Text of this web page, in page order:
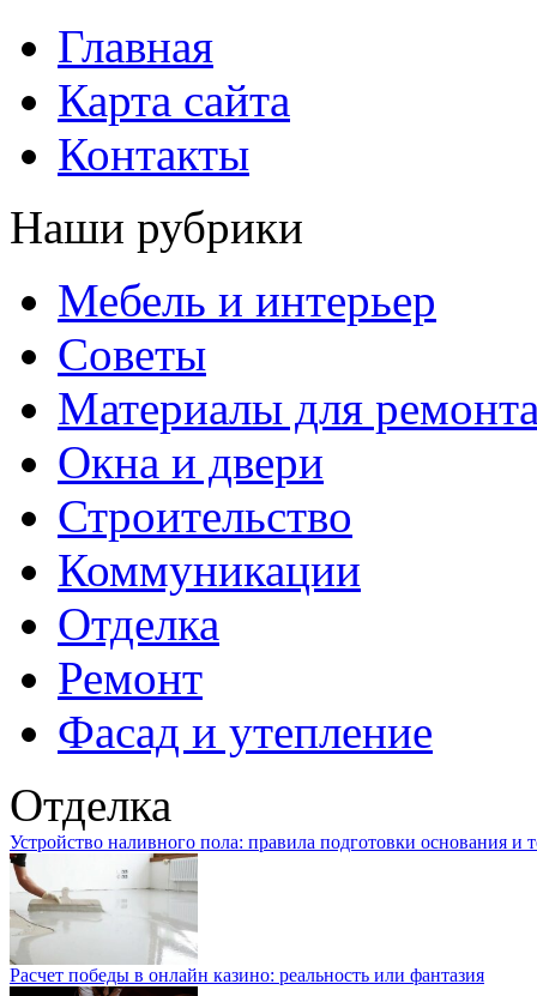
Главная
Карта сайта
Контакты
Наши рубрики
Мебель и интерьер
Советы
Материалы для
Окна и двери
Строительство
Коммуникации
Отделка
Ремонт
Фасад и утепление
Отделка
Устройство наливного пола: правила подготовки основания и
Расчет победы в онлайн казино: реальность или фантазия